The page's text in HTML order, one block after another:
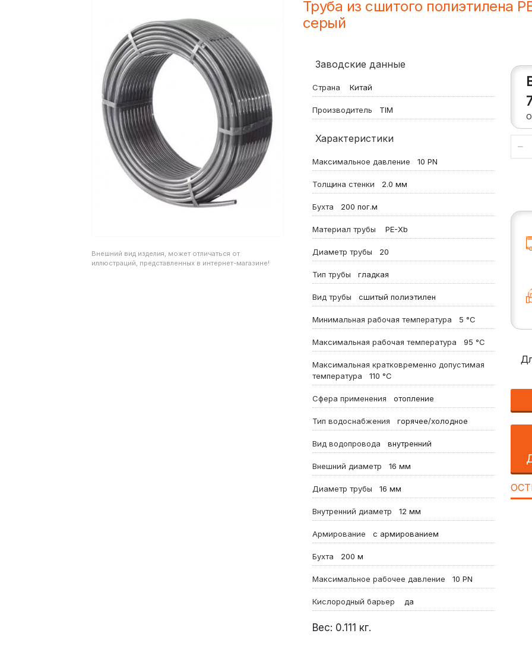
Внешний вид изделия, может отличаться от
иллюстраций, представленных в интернет-магазине!
Труба из сшитого полиэтилена
серый
Заводские данные
Страна Китай
Производитель TIM
Характеристики
Максимальное давление 10 PN
Толщина стенки 2.0 мм
Бухта 200 пог.м
Материал трубы PE-Xb
Диаметр трубы 20
Тип трубы гладкая
Вид трубы сшитый полиэтилен
Минимальная рабочая температура 5 °C
Максимальная рабочая температура 95 °C
Максимальная кратковременно допустимая
температура
110 °C
Сфера применения отопление
Тип водоснабжения горячее/холодное
Вид водопровода внутренний
Внешний диаметр 16 мм
Диаметр трубы 16 мм
Внутренний диаметр 12 мм
Армирование с армированием
Бухта 200 м
Максимальное рабочее давление 10 PN
Кислородный барьер да
Вес: 0.111 кг.